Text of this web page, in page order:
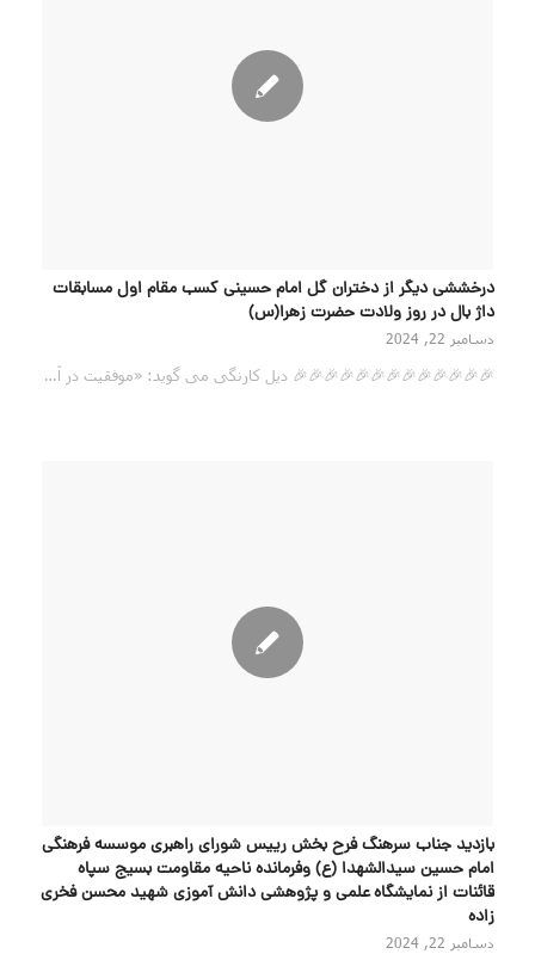
درخششی دیگر از دختران گل امام حسینی کسب مقام اول مسابقات
داژ بال در روز ولادت حضرت زهرا(س)
دسامبر 22, 2024
🎉🎉🎉🎉🎉🎉🎉🎉🎉🎉🎉🎉🎉 دیل کارنگی می گوید: «موفقیت در آ…
بازدید جناب سرهنگ فرح بخش رییس شورای راهبری موسسه فرهنگی
امام حسین سیدالشهدا (ع) وفرمانده ناحیه مقاومت بسیج سپاه
قائنات از نمایشگاه علمی و پژوهشی دانش آموزی شهید محسن فخری
زاده
دسامبر 22, 2024